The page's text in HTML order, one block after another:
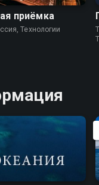
приёмка
Технологии